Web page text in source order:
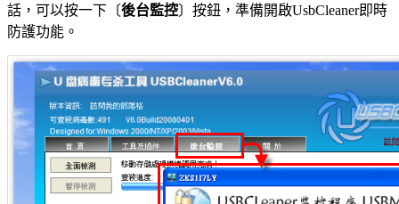
話，可以按一下〔後台監控〕按鈕，準備開啟UsbCleaner即時
防護功能。